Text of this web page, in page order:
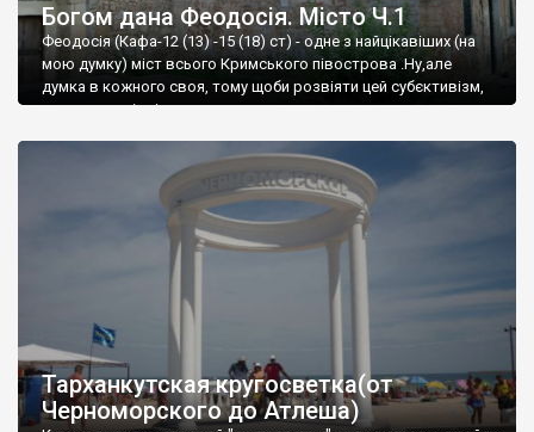
Богом дана Феодосія. Місто Ч.1
Феодосія (Кафа-12 (13) -15 (18) ст) - одне з найцікавіших (на
мою думку) міст всього Кримського півострова .Ну,але
думка в кожного своя, тому щоби розвіяти цей субєктивізм,
запрошую відвідати це
Тарханкутская кругосветка(от
Черноморского до Атлеша)